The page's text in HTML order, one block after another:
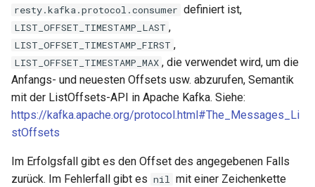
resty.kafka.protocol.consumer definiert ist,
LIST_OFFSET_TIMESTAMP_LAST ,
LIST_OFFSET_TIMESTAMP_FIRST ,
LIST_OFFSET_TIMESTAMP_MAX , die verwendet wird, um die
Anfangs- und neuesten Offsets usw. abzurufen, Semantik
mit der ListOffsets-API in Apache Kafka. Siehe:
https://kafka.apache.org/protocol.html#The_Messages_Li
stOffsets
Im Erfolgsfall gibt es den Offset des angegebenen Falls
zurück. Im Fehlerfall gibt es nil mit einer Zeichenkette